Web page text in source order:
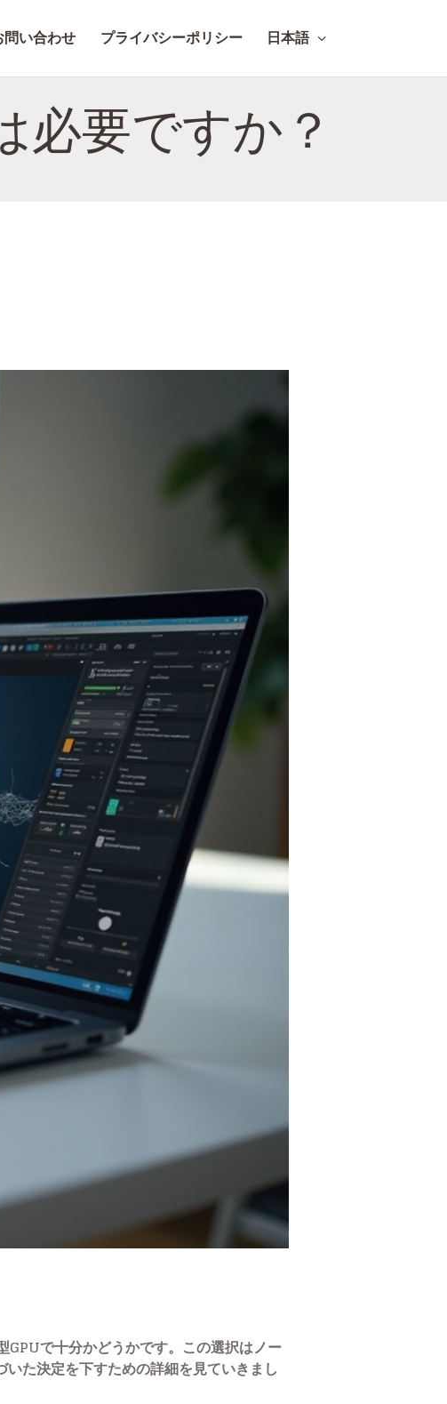
問い合わせ プライバシーポリシー 日本語
必要ですか？
で十分かどうかです。この選択はノー
た決定を下すための詳細を見ていきまし